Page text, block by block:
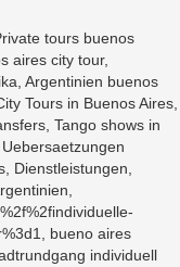
tours buenos
aires city tour,
Argentinien buenos
Tours in Buenos Aires,
Tango shows in
Dienstleistungen,
bueno aires
individuell